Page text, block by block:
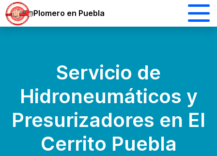
Plomero en Puebla
Servicio de
Hidroneumáticos y
Presurizadores en El
Cerrito Puebla